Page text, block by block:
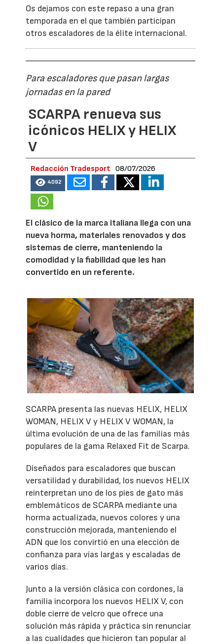
Os dejamos con este repaso a una gran
temporada en el que también participan
otros escaladores de la élite internacional.
Para escaladores que pasan largas
jornadas en la pared
SCARPA renueva sus
icónicos HELIX y HELIX
V
Redacción Tradesport 08/07/2026
4092
El clásico de la marca italiana llega con una
nueva horma, materiales renovados y dos
sistemas de cierre, manteniendo la
comodidad y la fiabilidad que les han
convertido en un referente.
SCARPA presenta las nuevas HELIX, HELIX
WOMAN, HELIX V y HELIX V WOMAN, la
última evolución de una de las familias más
populares de la gama Relaxed Fit de Scarpa.
Diseñados para escaladores que buscan
versatilidad y durabilidad, los nuevos HELIX
reinterpretan uno de los pies de gato más
emblemáticos de SCARPA mediante una
horma actualizada, nuevos colores y una
construcción mejorada, manteniendo el
ADN que los convirtió en una elección de
confianza para vías largas y escaladas de
varios días.
Junto a la versión clásica con cordones, la
familia incorpora los nuevos HELIX V, con
doble cierre de velcro que ofrece una
solución más rápida y práctica sin renunciar
a las cualidades que hicieron tan popular al